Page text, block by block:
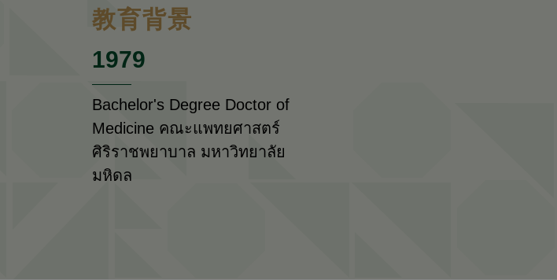
教育背景
1979
Bachelor's Degree Doctor of
Medicine คณะแพทยศาสตร์
ศิริราชพยาบาล มหาวิทยาลัย
มหิดล